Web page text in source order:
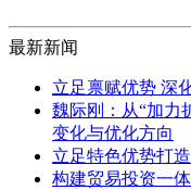
最新新闻
立足禀赋优势 深
魏际刚：从“加力
变化与优化方向
立足特色优势打
构建贸易投资一